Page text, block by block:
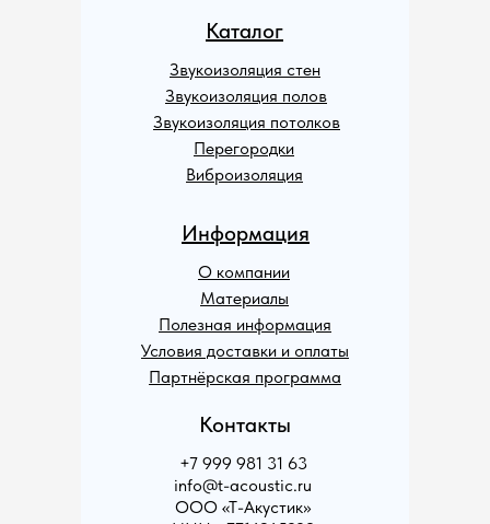
Каталог
Звукоизоляция стен
Звукоизоляция полов
Звукоизоляция потолков
Перегородки
Виброизоляция
Информация
О компании
Материалы
Полезная информация
Условия доставки и оплаты
Партнёрская программа
Контакты
+7 999 981 31 63
info@t-acoustic.ru
ООО «Т-Акустик»